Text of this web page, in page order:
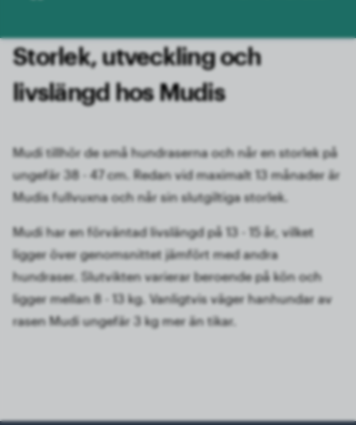
Storlek, utveckling och
livslängd hos Mudis
Mudi tillhör de små hundraserna och når en storlek på
ungefär 38 - 47 cm. Redan vid maximalt 13 månader är
Mudis fullvuxna och når sin slutgiltiga storlek.
Mudi har en förväntad livslängd på 13 - 15 år, vilket
ligger över genomsnittet jämfört med andra
hundraser. Slutvikten varierar beroende på kön och
ligger mellan 8 - 13 kg. Vanligtvis väger hanhundar av
rasen Mudi ungefär 3 kg mer än tikar.